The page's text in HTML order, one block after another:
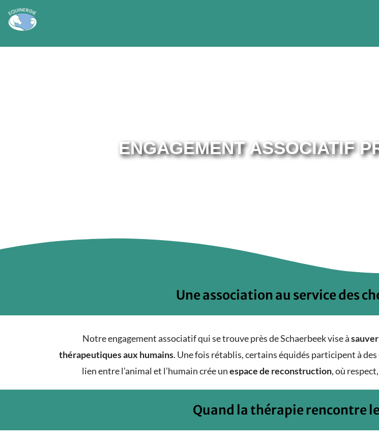
ENGAGEMENT ASSOCIATIF
Une association au service des
Notre engagement associatif qui se trouve près de Schaerbeek vise à
thérapeutiques aux humains. Une fois rétablis, certains équidés participent à des
lien entre l’animal et l’humain crée unespace de reconstruction, où
Quand la thérapie rencontre